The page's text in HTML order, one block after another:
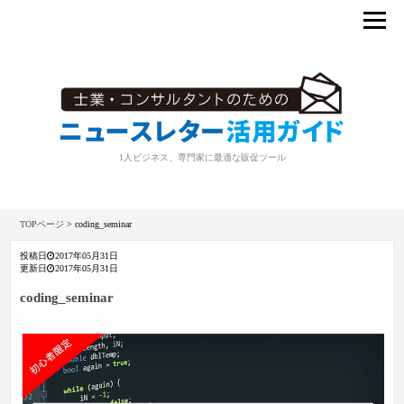
1人ビジネス、専門家に最適な販促ツール
TOPページ >coding_seminar
投稿日
2017年05月31日
更新日
2017年05月31日
coding_seminar